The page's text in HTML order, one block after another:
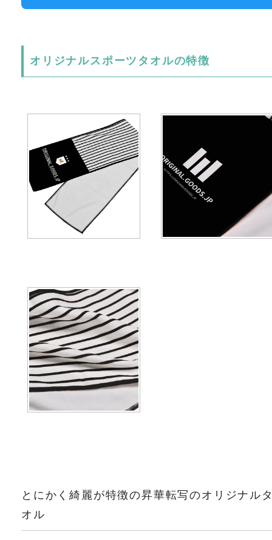
オリジナルスポーツタオルの特徴
とにかく綺麗が特徴の昇華転写のオリジナル
オル